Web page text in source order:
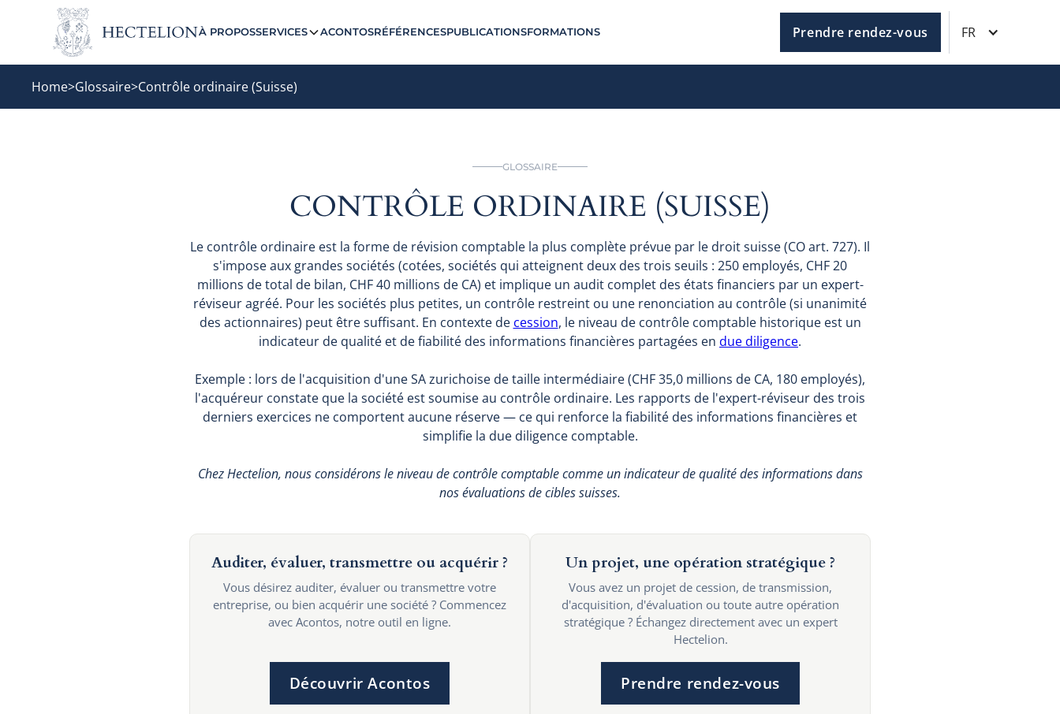
À PROPOSSERVICES ACONTOSRÉFÉRENCESPUBLICATIONSFORMATIONS Prendre rendez-vous FR
Home>Glossaire>Contrôle ordinaire (Suisse)
GLOSSAIRE
CONTRÔLE ORDINAIRE (SUISSE)
Le contrôle ordinaire est la forme de révision comptable la plus complète prévue par le droit suisse (CO art. 727). Il
s'impose aux grandes sociétés (cotées, sociétés qui atteignent deux des trois seuils : 250 employés, CHF 20
millions de total de bilan, CHF 40 millions de CA) et implique un audit complet des états financiers par un expert-
réviseur agréé. Pour les sociétés plus petites, un contrôle restreint ou une renonciation au contrôle (si unanimité
des actionnaires) peut être suffisant. En contexte de cession, le niveau de contrôle comptable historique est un
indicateur de qualité et de fiabilité des informations financières partagées en due diligence.
Exemple : lors de l'acquisition d'une SA zurichoise de taille intermédiaire (CHF 35,0 millions de CA, 180 employés),
l'acquéreur constate que la société est soumise au contrôle ordinaire. Les rapports de l'expert-réviseur des trois
derniers exercices ne comportent aucune réserve — ce qui renforce la fiabilité des informations financières et
simplifie la due diligence comptable.
Chez Hectelion, nous considérons le niveau de contrôle comptable comme un indicateur de qualité des informations dans
nos évaluations de cibles suisses.
Auditer, évaluer, transmettre ou acquérir ?
Vous désirez auditer, évaluer ou transmettre votre
entreprise, ou bien acquérir une société ? Commencez
avec Acontos, notre outil en ligne.
Découvrir Acontos
Un projet, une opération stratégique ?
Vous avez un projet de cession, de transmission,
d'acquisition, d'évaluation ou toute autre opération
stratégique ? Échangez directement avec un expert
Hectelion.
Prendre rendez-vous